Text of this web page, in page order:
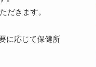
きます。
に応じて保健所